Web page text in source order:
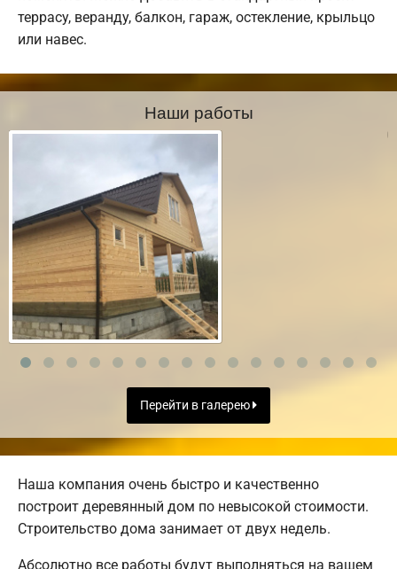
террасу, веранду, балкон, гараж, остекление, крыльцо
или навес.
Наши работы
Перейти в галерею
Наша компания очень быстро и качественно
построит деревянный дом по невысокой стоимости.
Строительство дома занимает от двух недель.
Абсолютно все работы будут выполняться на вашем